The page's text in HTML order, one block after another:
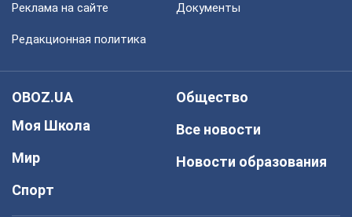
Реклама на сайте Документы
Редакционная политика
OBOZ.UA
Моя Школа
Мир
Спорт
Общество
Все новости
Новости образования